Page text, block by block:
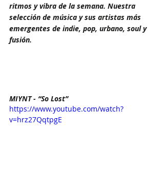
ritmos y vibra de la semana. Nuestra
selección de música y sus artistas más
emergentes de indie, pop, urbano, soul y
fusión.
MIYNT - “So Lost”
https://www.youtube.com/watch?
v=hrz27QqtpgE